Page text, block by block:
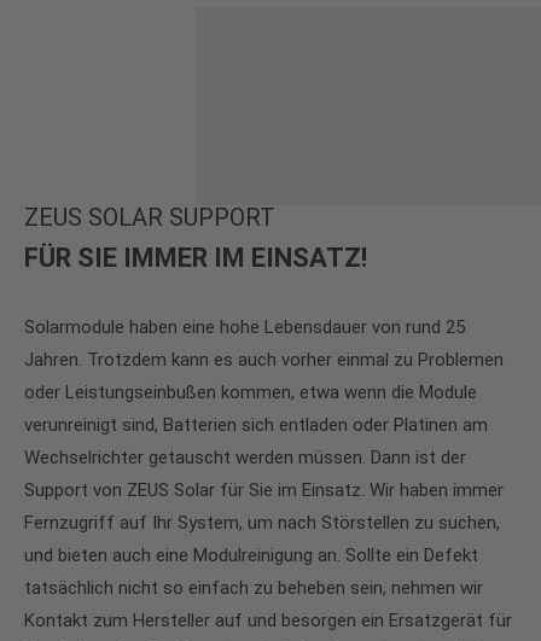
ZEUS SOLAR SUPPORT
FÜR SIE IMMER IM EINSATZ!
Solarmodule haben eine hohe Lebensdauer von rund 25
Jahren. Trotzdem kann es auch vorher einmal zu Problemen
oder Leistungseinbußen kommen, etwa wenn die Module
verunreinigt sind, Batterien sich entladen oder Platinen am
Wechselrichter getauscht werden müssen. Dann ist der
Support von ZEUS Solar für Sie im Einsatz. Wir haben immer
Fernzugriff auf Ihr System, um nach Störstellen zu suchen,
und bieten auch eine Modulreinigung an. Sollte ein Defekt
tatsächlich nicht so einfach zu beheben sein, nehmen wir
Kontakt zum Hersteller auf und besorgen ein Ersatzgerät für